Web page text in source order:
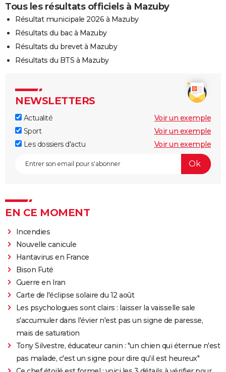
Tous les résultats officiels à Mazuby
Résultat municipale 2026 à Mazuby
Résultats du bac à Mazuby
Résultats du brevet à Mazuby
Résultats du BTS à Mazuby
NEWSLETTERS
Actualité
Voir un exemple
Sport
Voir un exemple
Les dossiers d'actu
Voir un exemple
EN CE MOMENT
Incendies
Nouvelle canicule
Hantavirus en France
Bison Futé
Guerre en Iran
Carte de l'éclipse solaire du 12 août
Les psychologues sont clairs : laisser la vaisselle sale
s'accumuler dans l'évier n'est pas un signe de paresse,
mais de saturation
Tony Silvestre, éducateur canin : "un chien qui éternue n'est
pas malade, c'est un signe pour dire qu'il est heureux"